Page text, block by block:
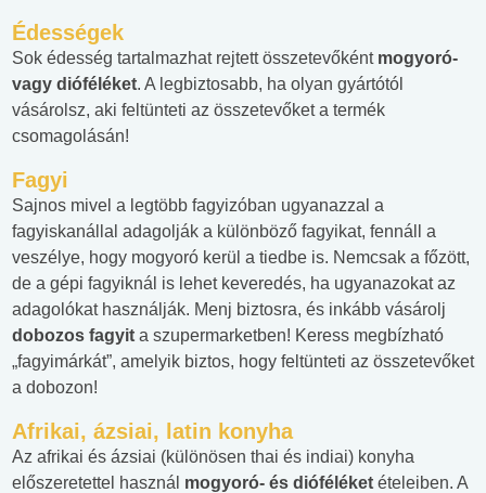
Édességek
Sok édesség tartalmazhat rejtett összetevőként mogyoró-
vagy dióféléket. A legbiztosabb, ha olyan gyártótól
vásárolsz, aki feltünteti az összetevőket a termék
csomagolásán!
Fagyi
Sajnos mivel a legtöbb fagyizóban ugyanazzal a
fagyiskanállal adagolják a különböző fagyikat, fennáll a
veszélye, hogy mogyoró kerül a tiedbe is. Nemcsak a főzött,
de a gépi fagyiknál is lehet keveredés, ha ugyanazokat az
adagolókat használják. Menj biztosra, és inkább vásárolj
dobozos fagyit a szupermarketben! Keress megbízható
„fagyimárkát”, amelyik biztos, hogy feltünteti az összetevőket
a dobozon!
Afrikai, ázsiai, latin konyha
Az afrikai és ázsiai (különösen thai és indiai) konyha
előszeretettel használ mogyoró- és dióféléket ételeiben. A